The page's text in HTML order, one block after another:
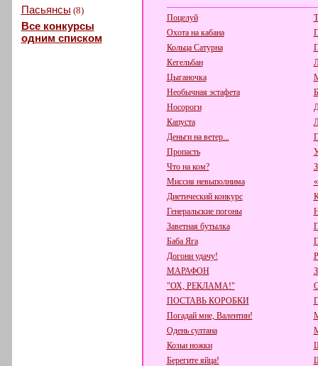
Пасьянсы (8)
Все конкурсы
одним списком
Поцелуй
Охота на кабана
Кольца Сатурна
Кегельбан
Цыганочка
Необычная эстафета
Носороги
Капуста
Деньги на ветер...
Пропасть
Что на ком?
Миссия невыполнима
Диетический конкурс
Генеральские погоны
Заветная бутылка
Баба Яга
Догони удачу!
МАРАФОН
"ОХ, РЕКЛАМА!"
ПОСТАВЬ КОРОБКИ
Погадай мне, Валентин!
Одень султана
Козьи ножки
Берегите яйца!